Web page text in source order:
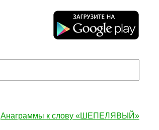
Анаграммы к слову «ШЕПЕЛЯВЫЙ»